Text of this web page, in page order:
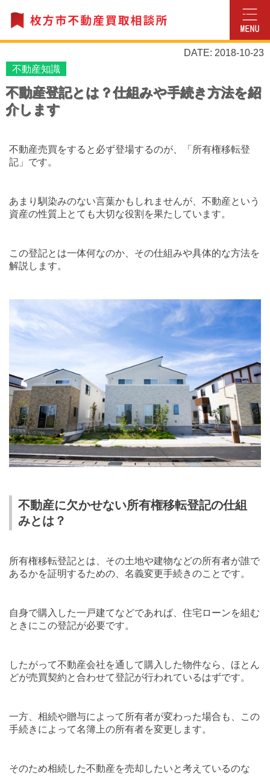
DATE: 2018-10-23
不動産知識
不動産登記とは？仕組みや手続き方法を紹
介します
不動産売買をすると必ず登場するのが、「所有権移転登
記」です。
あまり馴染みのない言葉かもしれませんが、不動産という
資産の性質上とても大切な役割を果たしています。
この登記とは一体何なのか、その仕組みや具体的な方法を
解説します。
不動産に欠かせない所有権移転登記の仕組
みとは？
所有権移転登記とは、その土地や建物などの所有者が誰で
あるかを証明するための、名義変更手続きのことです。
自身で購入した一戸建てなどであれば、住宅ローンを組む
ときにこの登記が必要です。
したがって不動産会社を通して購入した物件なら、ほとん
どが売買契約と合わせて登記が行われているはずです。
一方、相続や贈与によって所有者が変わった場合も、この
手続きによって名簿上の所有者を変更します。
そのため相続した不動産を売却したいと考えているのな